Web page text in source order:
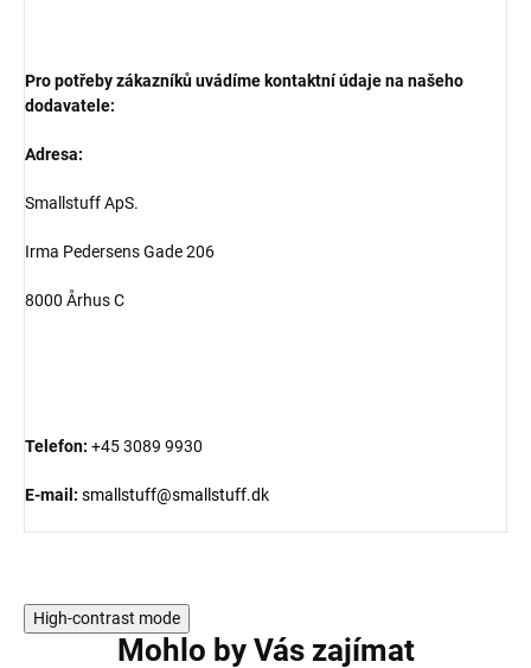
Pro potřeby zákazníků uvádíme kontaktní údaje na našeho
dodavatele:
Adresa:
Smallstuff ApS.
Irma Pedersens Gade 206
8000 Århus C
Telefon: +45 3089 9930
E-mail: smallstuff@smallstuff.dk
High-contrast mode
Mohlo by Vás zajímat